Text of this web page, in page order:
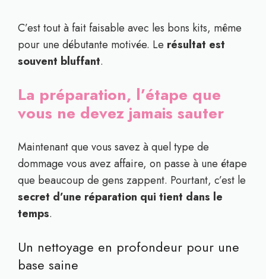
C’est tout à fait faisable avec les bons kits, même
pour une débutante motivée. Le résultat est
souvent bluffant.
La préparation, l’étape que
vous ne devez jamais sauter
Maintenant que vous savez à quel type de
dommage vous avez affaire, on passe à une étape
que beaucoup de gens zappent. Pourtant, c’est le
secret d’une réparation qui tient dans le
temps.
Un nettoyage en profondeur pour une
base saine